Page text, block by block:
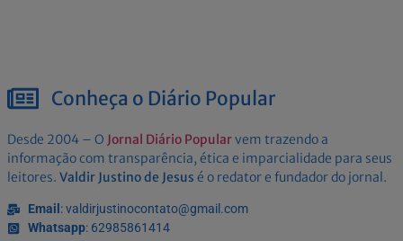
Conheça o Diário Popular
Desde 2004 – O Jornal Diário Popularvem trazendo a
informação com transparência, ética e imparcialidade para seus
leitores. Valdir Justino de Jesus é o redator e fundador do jornal.
Email : valdirjustinocontato@gmail.com
Whatsapp: 62985861414